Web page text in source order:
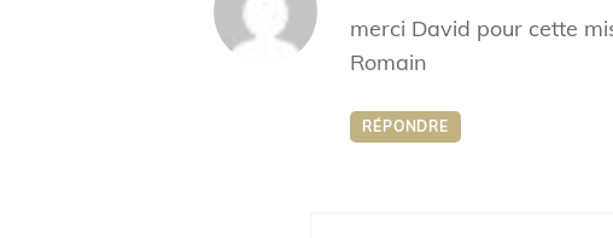
merci David pour cette
Romain
RÉPONDRE